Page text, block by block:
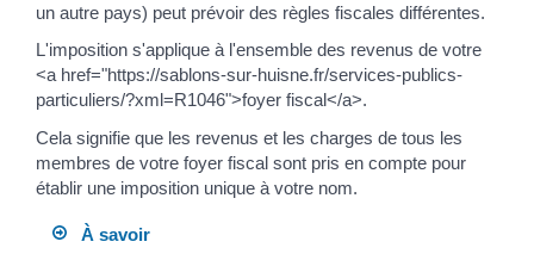
un autre pays) peut prévoir des règles fiscales différentes.
L'imposition s'applique à l'ensemble des revenus de votre
<a href="https://sablons-sur-huisne.fr/services-publics-
particuliers/?xml=R1046">foyer fiscal</a>.
Cela signifie que les revenus et les charges de tous les
membres de votre foyer fiscal sont pris en compte pour
établir une imposition unique à votre nom.
À savoir